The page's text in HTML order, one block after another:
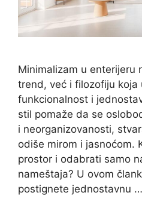
Minimalizam u enterijeru
trend, već i filozofiju koja
funkcionalnost i
stil pomaže da se
i neorganizovanosti,
odiše mirom i jasnoćom.
prostor i odabrati samo
nameštaja? U ovom
postignete jednostavnu …